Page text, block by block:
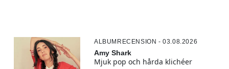
ALBUMRECENSION - 03.08.2026
Amy Shark
Mjuk pop och hårda klichéer